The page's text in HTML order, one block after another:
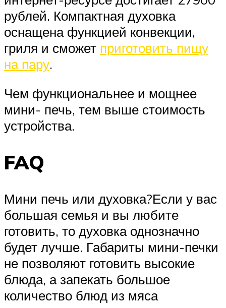
рублей. Компактная духовка
оснащена функцией конвекции,
гриля и сможет приготовить пищу
на пару.
Чем функциональнее и мощнее
мини- печь, тем выше стоимость
устройства.
FAQ
Мини печь или духовка?Если у вас
большая семья и вы любите
готовить, то духовка однозначно
будет лучше. Габариты мини-печки
не позволяют готовить высокие
блюда, а запекать большое
количество блюд из мяса